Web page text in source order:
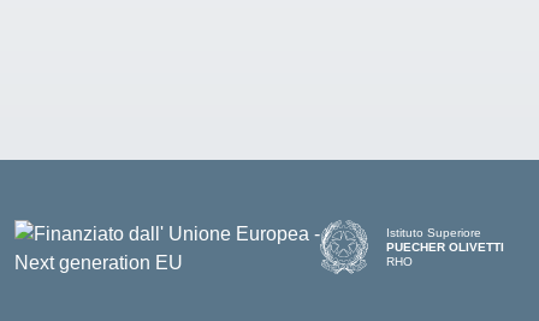
Istituto Superiore
PUECHER OLIVETTI
RHO